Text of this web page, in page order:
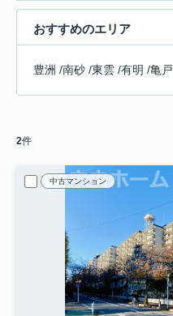
おすすめのエリア
豊洲 /南砂 /東雲 /有明 /亀戸
2件
中古マンション